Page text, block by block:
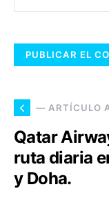
— ARTÍCULO
Qatar
ruta diaria
y Doha.